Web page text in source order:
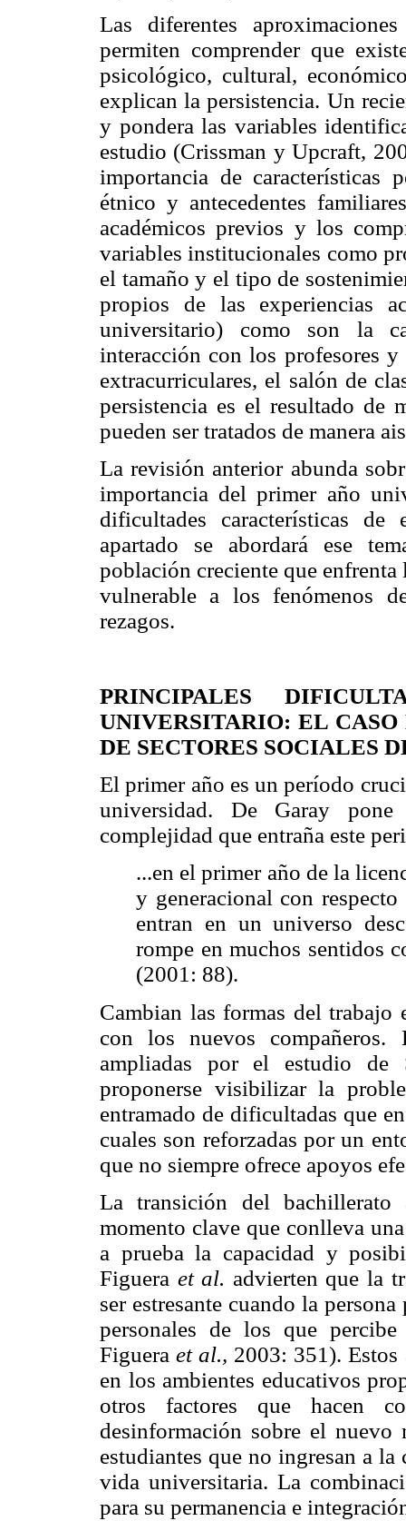
Las diferentes
permiten comprender que
psicológico, cultural,
explican la persistencia. Un
y pondera las variables
estudio (Crissman y Upcraft,
importancia de características
étnico y antecedentes
académicos previos y los
variables institucionales como
el tamaño y el tipo de
propios de las experiencias
universitario) como son la
interacción con los profesores
extracurriculares, el salón de
persistencia es el resultado de
pueden ser tratados de manera
La revisión anterior abunda
importancia del primer año
dificultades características
apartado se abordará ese
población creciente que enfrenta
vulnerable a los fenómenos
rezagos.
PRINCIPALES
UNIVERSITARIO: EL CASO
DE SECTORES SOCIALES
El primer año es un período
universidad. De Garay
complejidad que entraña este
...en el primer año de la
y generacional con
entran en un universo
rompe en muchos sentidos
(2001: 88).
Cambian las formas del
con los nuevos compañeros.
ampliadas por el estudio
proponerse visibilizar la
entramado de dificultadas que
cuales son reforzadas por un
que no siempre ofrece apoyos
La transición del
momento clave que conlleva
a prueba la capacidad y
Figuera et al. advierten que la
ser estresante cuando la
personales de los que
Figueraet al., 2003: 351). Estos
en los ambientes educativos
otros factores que hacen
desinformación sobre el
estudiantes que no ingresan a la
vida universitaria. La
para su permanencia e